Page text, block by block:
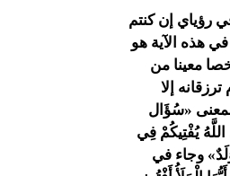
رؤياي إن كنتم
هذه الآية هو
معينا من
إلا
بمعنى «سُؤَال
يُفْتِيكُمْ فِي
وجاء في